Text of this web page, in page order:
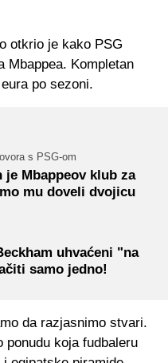
otkrio je kako PSG
Mbappea. Kompletan
po sezoni.
s PSG-om
je Mbappeov klub za
mu doveli dvojicu
uhvaćeni "na
samo jedno!
da razjasnimo stvari.
ponudu koja fudbaleru